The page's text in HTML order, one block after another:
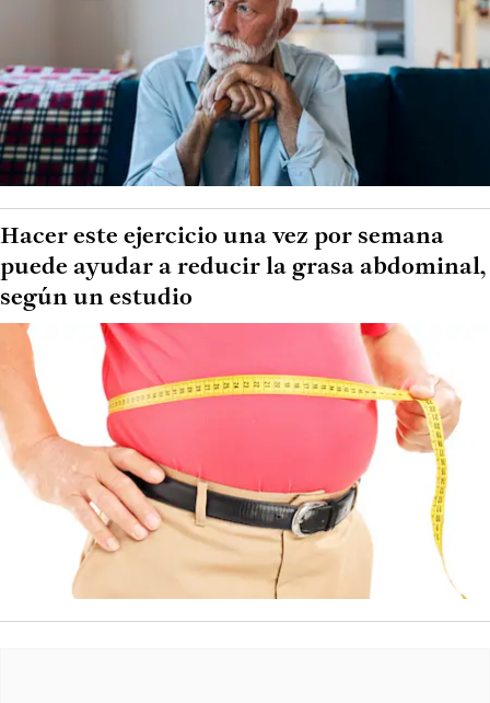
Hacer este ejercicio una vez por semana
puede ayudar a reducir la grasa abdominal,
según un estudio